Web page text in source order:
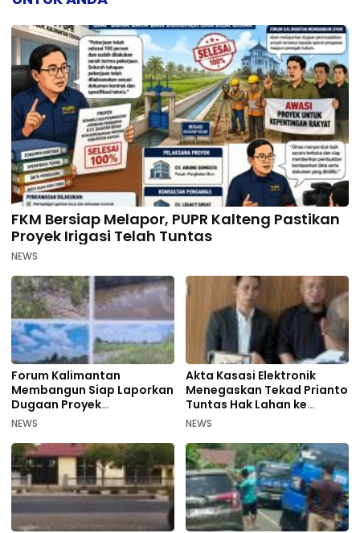
FKM Bersiap Melapor, PUPR Kalteng Pastikan
Proyek Irigasi Telah Tuntas
NEWS
Forum Kalimantan
Membangun Siap Laporkan
Dugaan Proyek
Bermasalah PUPR Kalteng
NEWS
Akta Kasasi Elektronik
Menegaskan Tekad Prianto
Tuntas Hak Lahan ke
Mahkamah Agung
NEWS